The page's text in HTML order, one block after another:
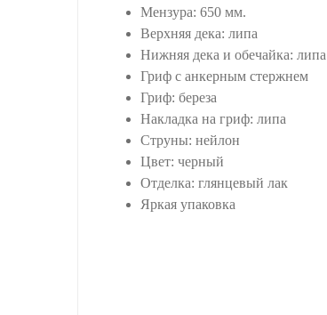
Мензура: 650 мм.
Верхняя дека: липа
Нижняя дека и обечайка: липа
Гриф c анкерным стержнем
Гриф: береза
Накладка на гриф: липа
Струны: нейлон
Цвет: черный
Отделка: глянцевый лак
Яркая упаковка